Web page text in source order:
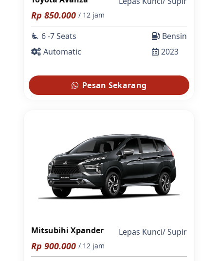
Rp 850.000 / 12 jam
airline_seat_recline_extra 6 -7 Seats
Automatic
Bensin
2023
Pesan Sekarang
Mitsubihi Xpander Lepas Kunci/Supir
Rp 900.000 / 12 jam